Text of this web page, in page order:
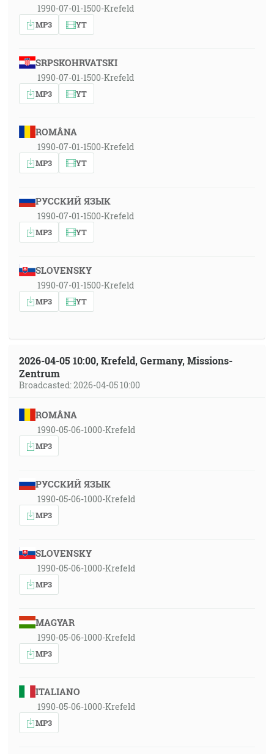
1990-07-01-1500-Krefeld
MP3 YT
SRPSKOHRVATSKI
1990-07-01-1500-Krefeld
MP3 YT
ROMÂNA
1990-07-01-1500-Krefeld
MP3 YT
РУССКИЙ ЯЗЫК
1990-07-01-1500-Krefeld
MP3 YT
SLOVENSKY
1990-07-01-1500-Krefeld
MP3 YT
2026-04-05 10:00, Krefeld, Germany, Missions-
Zentrum
Broadcasted: 2026-04-05 10:00
ROMÂNA
1990-05-06-1000-Krefeld
MP3
РУССКИЙ ЯЗЫК
1990-05-06-1000-Krefeld
MP3
SLOVENSKY
1990-05-06-1000-Krefeld
MP3
MAGYAR
1990-05-06-1000-Krefeld
MP3
ITALIANO
1990-05-06-1000-Krefeld
MP3